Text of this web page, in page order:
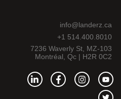
info@landerz.ca
+1 514.400.8010
7236 Waverly St, MZ-103
Montréal, Qc | H2R 0C2